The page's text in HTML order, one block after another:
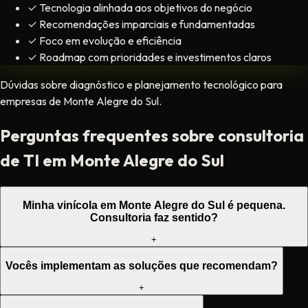
✓ Tecnologia alinhada aos objetivos do negócio
✓ Recomendações imparciais e fundamentadas
✓ Foco em evolução e eficiência
✓ Roadmap com prioridades e investimentos claros
Dúvidas sobre diagnóstico e planejamento tecnológico para
empresas de Monte Alegre do Sul.
Perguntas frequentes sobre consultoria
de TI em Monte Alegre do Sul
Minha vinícola em Monte Alegre do Sul é pequena.
Consultoria faz sentido?
+
Vocês implementam as soluções que recomendam?
+